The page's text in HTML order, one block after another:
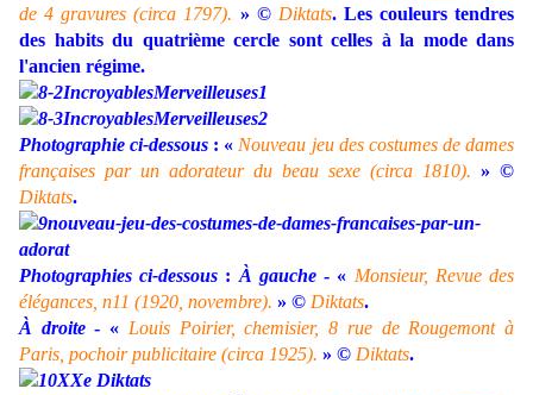
de 4 gravures (circa 1797). » © Diktats. Les couleurs tendres
des habits du quatrième cercle sont celles à la mode dans
l'ancien régime.
Photographie ci-dessous : « Nouveau jeu des costumes de dames
françaises par un adorateur du beau sexe (circa 1810). » ©
Diktats.
Photographies ci-dessous : À gauche- « Monsieur, Revue des
élégances, n11 (1920, novembre). » © Diktats.
À droite- « Louis Poirier, chemisier, 8 rue de Rougemont à
Paris, pochoir publicitaire (circa 1925). » © Diktats.